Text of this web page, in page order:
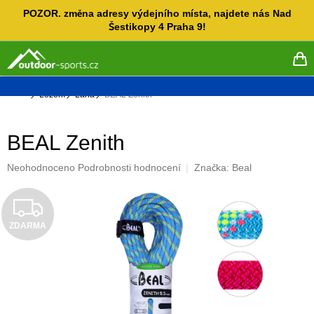
POZOR. změna adresy výdejního místa, najdete nás Nad
Šestikopy 4 Praha 9!
Domů
Lezení Lana BEAL Zenith
BEAL Zenith
Průměrné
produktu
0,0
z
Neohodnoceno Podrobnosti hodnocení Značka: Beal
Z
D
ZDARMA